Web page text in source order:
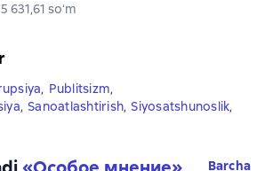
631,61 soʻm
, Publitsizm,
, Sanoatlashtirish, Siyosatshunoslik,
Barcha